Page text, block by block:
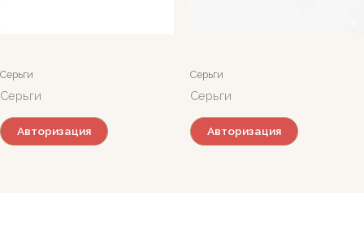
Серьги
Серьги
Авторизация
Серьги
Серьги
Авторизация